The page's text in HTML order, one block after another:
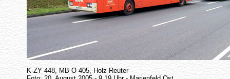
K-ZY 448, MB O 405, Holz Reuter